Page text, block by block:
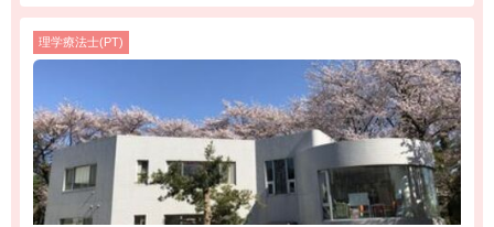
理学療法士(PT)